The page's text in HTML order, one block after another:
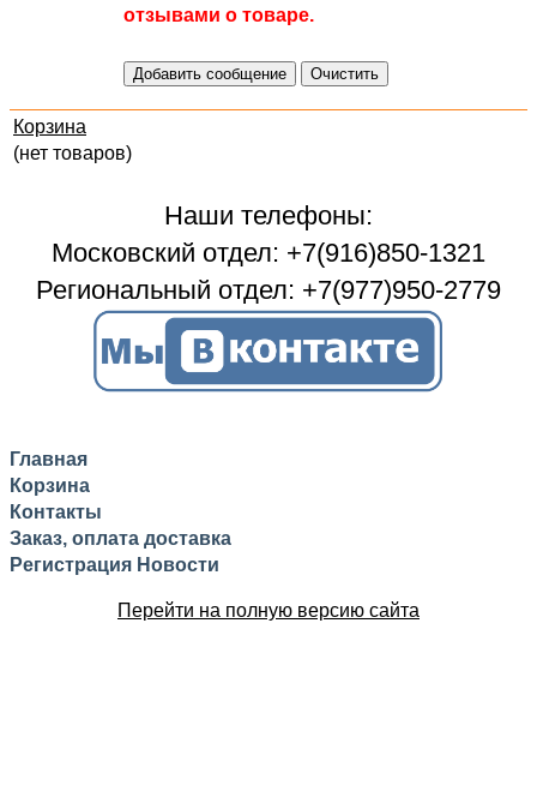
отзывами о товаре.
Корзина
(нет товаров)
Наши телефоны:
Московский отдел: +7(916)850-1321
Региональный отдел: +7(977)950-2779
Главная
Корзина
Контакты
Заказ, оплата доставка
Регистрация Новости
Перейти на полную версию сайта